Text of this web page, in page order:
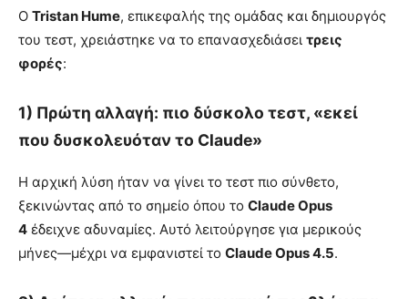
Ο Tristan Hume, επικεφαλής της ομάδας και δημιουργός
του τεστ, χρειάστηκε να το επανασχεδιάσει τρεις
φορές:
1) Πρώτη αλλαγή: πιο δύσκολο τεστ, «εκεί
που δυσκολευόταν το Claude»
Η αρχική λύση ήταν να γίνει το τεστ πιο σύνθετο,
ξεκινώντας από το σημείο όπου το Claude Opus
4 έδειχνε αδυναμίες. Αυτό λειτούργησε για μερικούς
μήνες—μέχρι να εμφανιστεί το Claude Opus 4.5.